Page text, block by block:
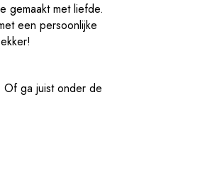
gemaakt met liefde.
een persoonlijke
Of ga juist onder de